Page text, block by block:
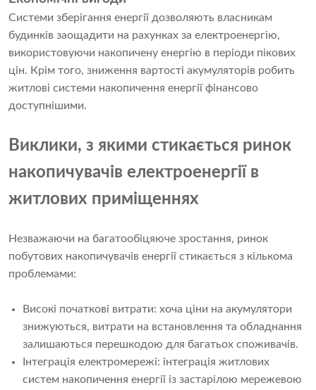
Системи зберігання енергії дозволяють власникам
будинків заощадити на рахунках за електроенергію,
використовуючи накопичену енергію в періоди пікових
цін. Крім того, зниження вартості акумуляторів робить
житлові системи накопичення енергії фінансово
доступнішими.
Виклики, з якими стикається ринок
накопичувачів електроенергії в
житлових приміщеннях
Незважаючи на багатообіцяюче зростання, ринок
побутових накопичувачів енергії стикається з кількома
проблемами:
Високі початкові витрати: хоча ціни на акумулятори
знижуються, витрати на встановлення та обладнання
залишаються перешкодою для багатьох споживачів.
Інтеграція електромережі: інтеграція житлових
систем накопичення енергії із застарілою мережевою